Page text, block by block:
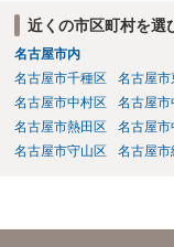
近くの市区町村を選
名古屋市内
名古屋市千種区
名古屋市
名古屋市中村区
名古屋市
名古屋市熱田区
名古屋市
名古屋市守山区
名古屋市